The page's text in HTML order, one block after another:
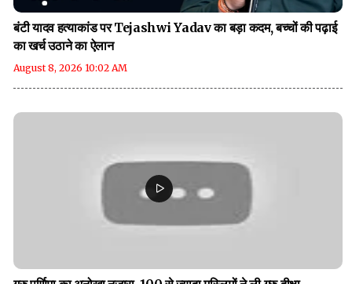
बंटी यादव हत्याकांड पर Tejashwi Yadav का बड़ा कदम, बच्चों की पढ़ाई
का खर्च उठाने का ऐलान
August 8, 2026 10:02 AM